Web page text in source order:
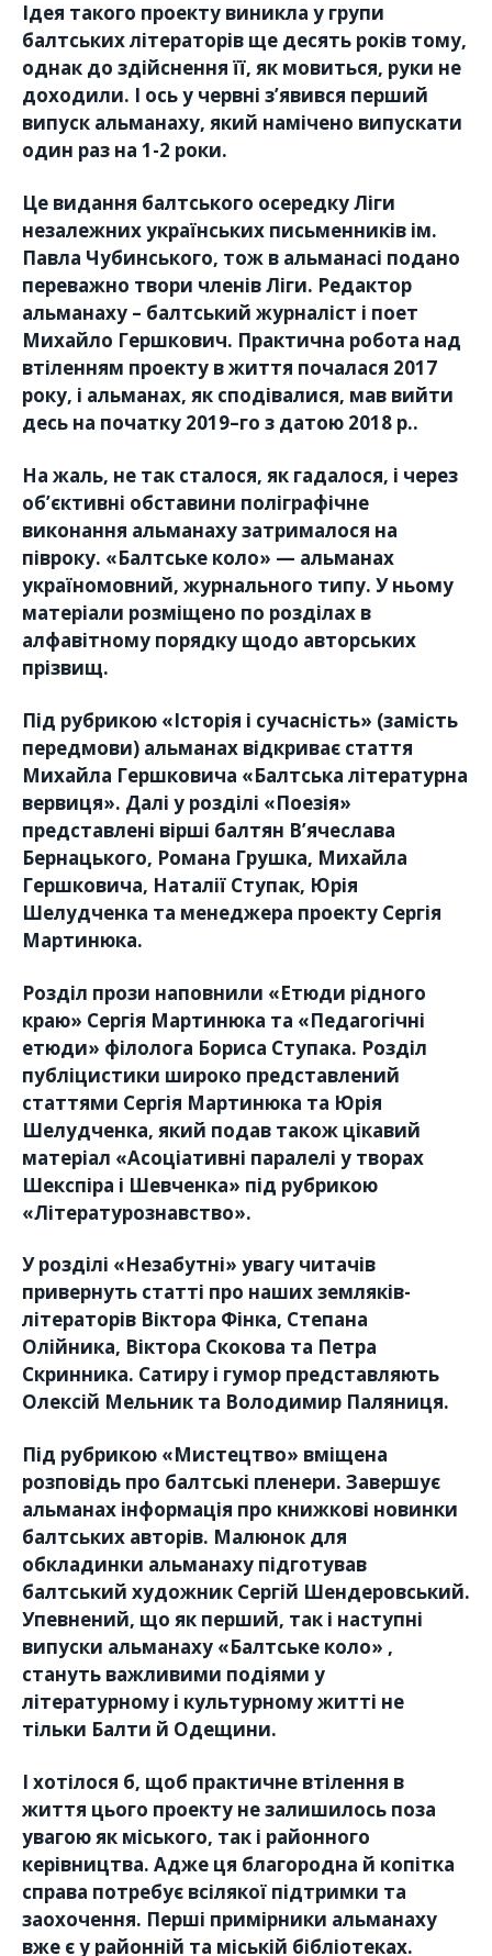
Ідея такого проекту виникла у групи
балтських літераторів ще десять років тому,
однак до здійснення її, як мовиться, руки не
доходили. І ось у червні з’явився перший
випуск альманаху, який намічено випускати
один раз на 1-2 роки.
Це видання балтського осередку Ліги
незалежних українських письменників ім.
Павла Чубинського, тож в альманасі подано
переважно твори членів Ліги. Редактор
альманаху – балтський журналіст і поет
Михайло Гершкович. Практична робота над
втіленням проекту в життя почалася 2017
року, і альманах, як сподівалися, мав вийти
десь на початку 2019–го з датою 2018 р..
На жаль, не так сталося, як гадалося, і через
об’єктивні обставини поліграфічне
виконання альманаху затрималося на
півроку. «Балтське коло» — альманах
україномовний, журнального типу. У ньому
матеріали розміщено по розділах в
алфавітному порядку щодо авторських
прізвищ.
Під рубрикою «Історія і сучасність» (замість
передмови) альманах відкриває стаття
Михайла Гершковича «Балтська літературна
вервиця». Далі у розділі «Поезія»
представлені вірші балтян В’ячеслава
Бернацького, Романа Грушка, Михайла
Гершковича, Наталії Ступак, Юрія
Шелудченка та менеджера проекту Сергія
Мартинюка.
Розділ прози наповнили «Етюди рідного
краю» Сергія Мартинюка та «Педагогічні
етюди» філолога Бориса Ступака. Розділ
публіцистики широко представлений
статтями Сергія Мартинюка та Юрія
Шелудченка, який подав також цікавий
матеріал «Асоціативні паралелі у творах
Шекспіра і Шевченка» під рубрикою
«Літературознавство».
У розділі «Незабутні» увагу читачів
привернуть статті про наших земляків-
літераторів Віктора Фінка, Степана
Олійника, Віктора Скокова та Петра
Скринника. Сатиру і гумор представляють
Олексій Мельник та Володимир Паляниця.
Під рубрикою «Мистецтво» вміщена
розповідь про балтські пленери. Завершує
альманах інформація про книжкові новинки
балтських авторів. Малюнок для
обкладинки альманаху підготував
балтський художник Сергій Шендеровський.
Упевнений, що як перший, так і наступні
випуски альманаху «Балтське коло» ,
стануть важливими подіями у
літературному і культурному житті не
тільки Балти й Одещини.
І хотілося б, щоб практичне втілення в
життя цього проекту не залишилось поза
увагою як міського, так і районного
керівництва. Адже ця благородна й копітка
справа потребує всілякої підтримки та
заохочення. Перші примірники альманаху
вже є у районній та міській бібліотеках.